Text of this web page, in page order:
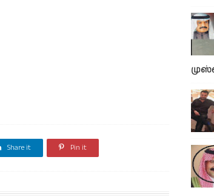
Share it Pin it